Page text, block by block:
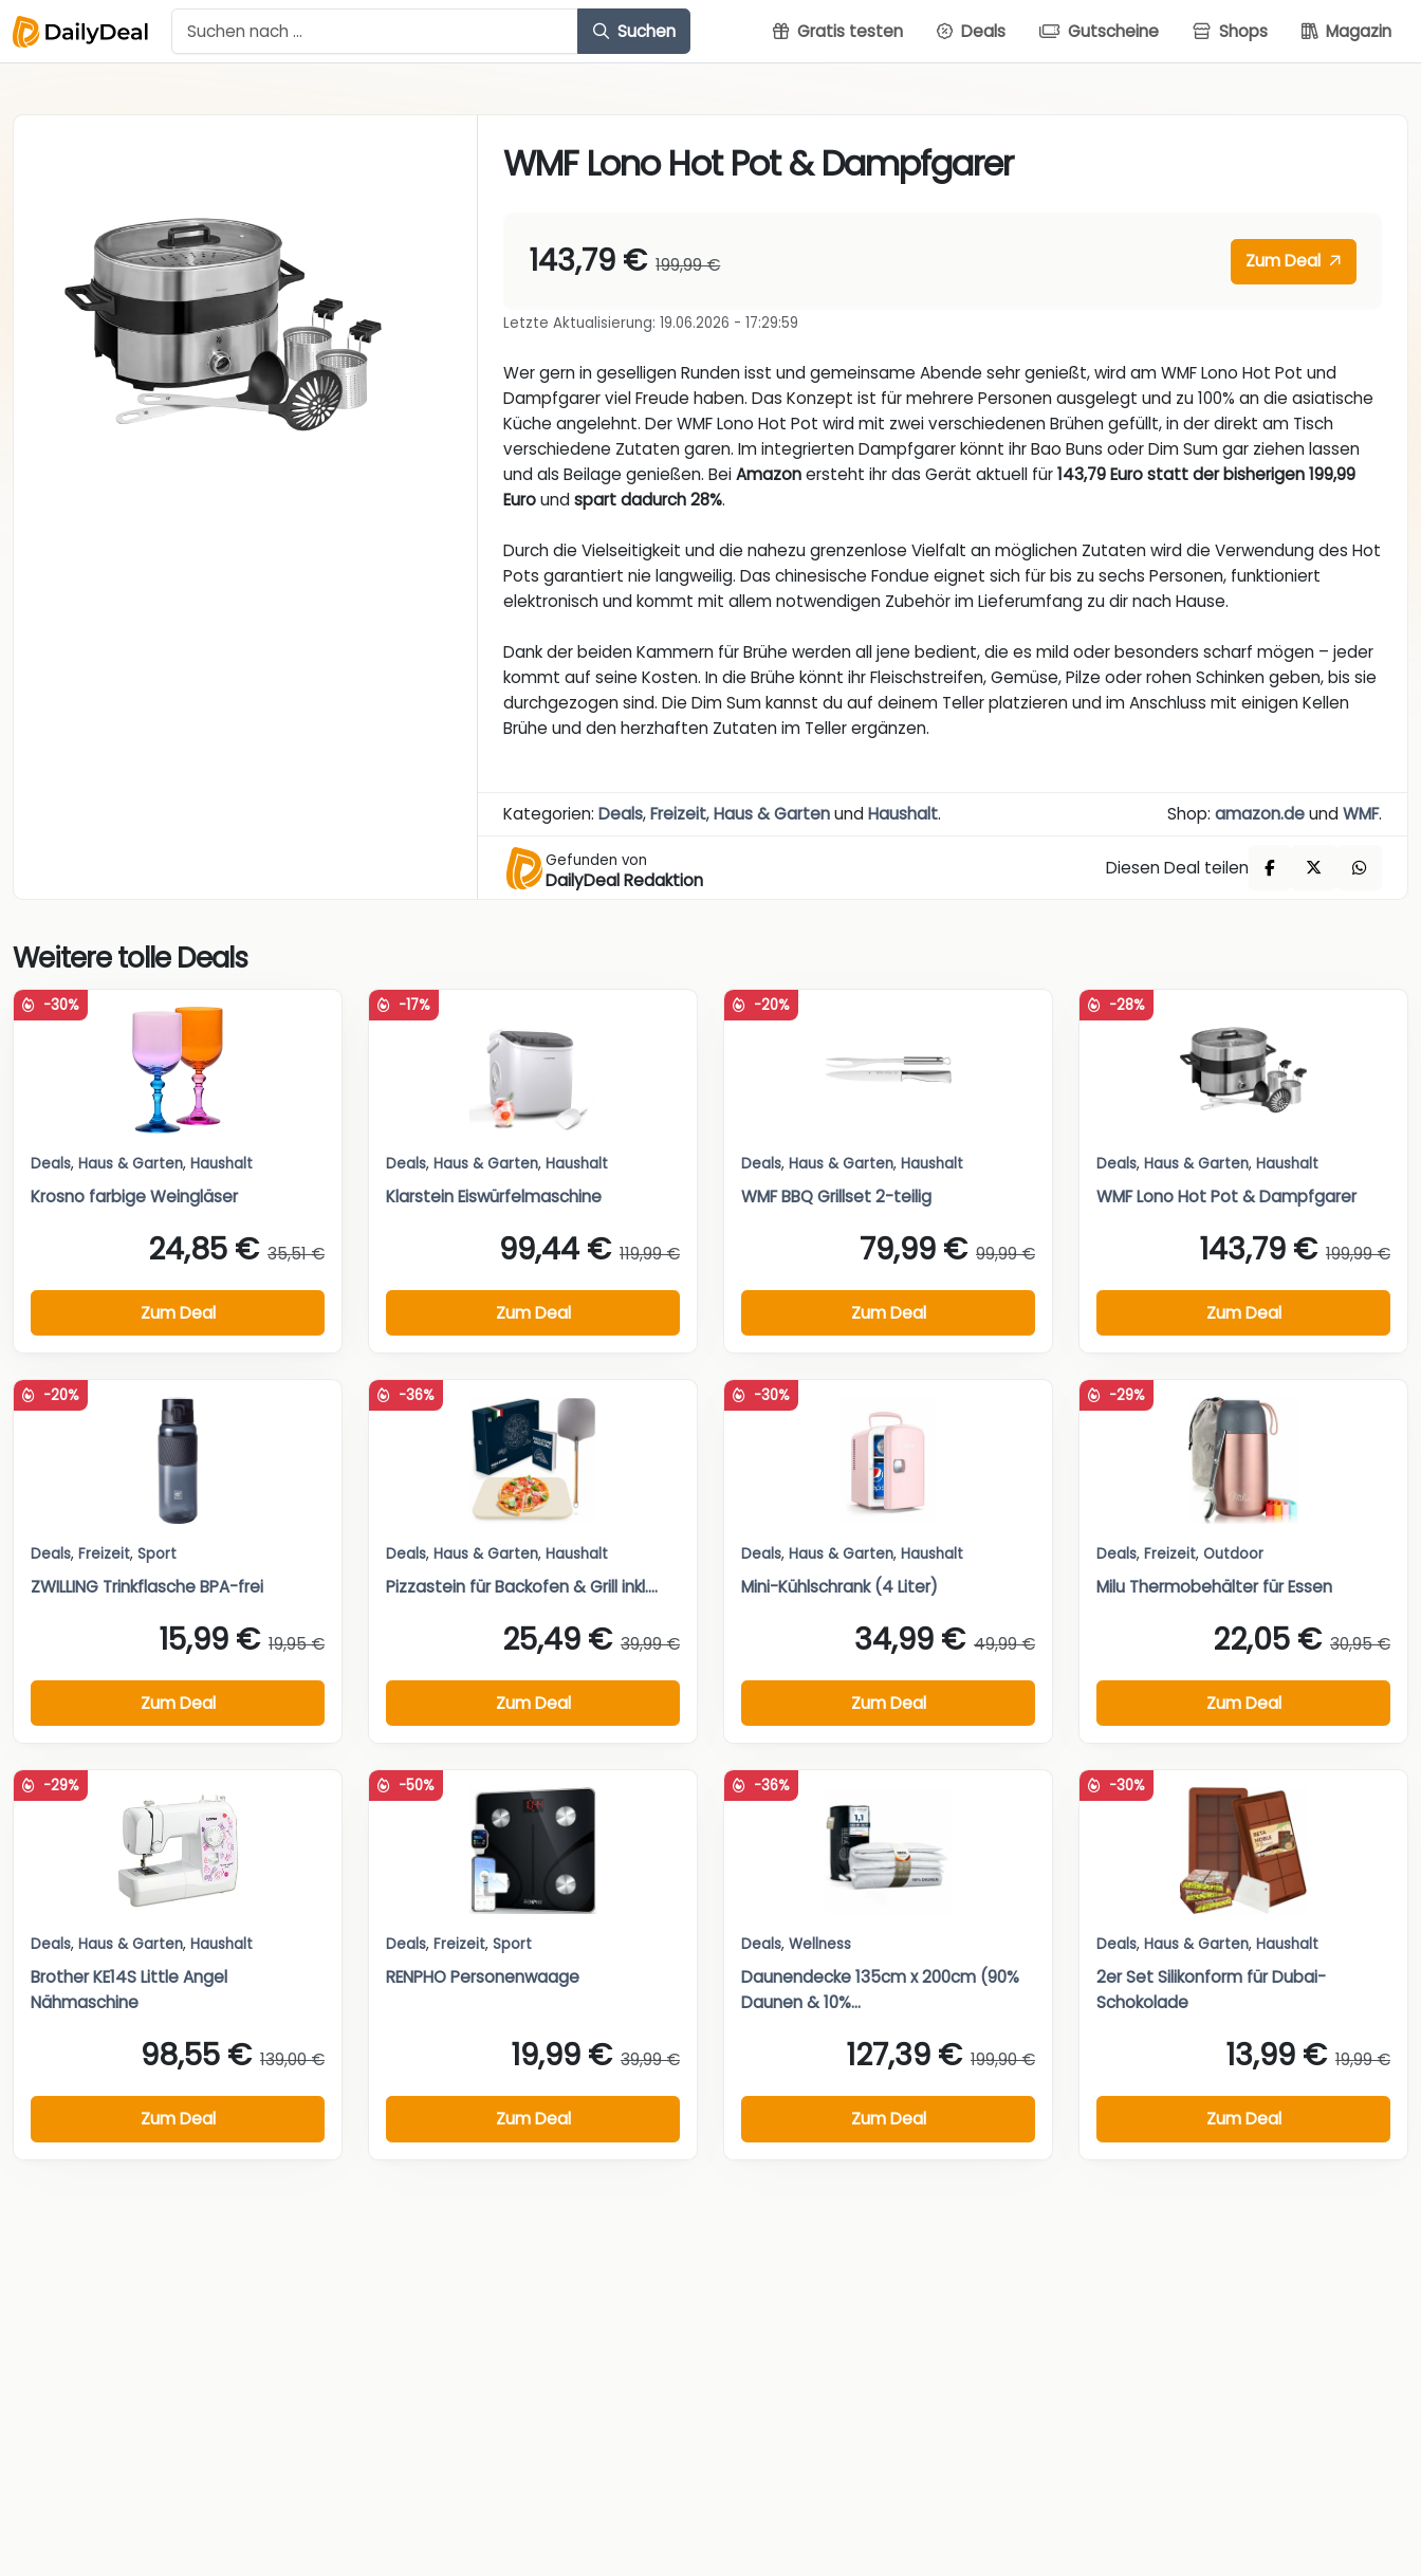
Suchen Gratis testen Deals Gutscheine Shops Magazin
WMF Lono Hot Pot & Dampfgarer
143,79 € 199,99 € Zum Deal
Letzte Aktualisierung: 19.06.2026 - 17:29:59
Wer gern in geselligen Runden isst und gemeinsame Abende sehr genießt, wird am WMF Lono Hot Pot und
Dampfgarer viel Freude haben. Das Konzept ist für mehrere Personen ausgelegt und zu 100% an die asiatische
Küche angelehnt. Der WMF Lono Hot Pot wird mit zwei verschiedenen Brühen gefüllt, in der direkt am Tisch
verschiedene Zutaten garen. Im integrierten Dampfgarer könnt ihr Bao Buns oder Dim Sum gar ziehen lassen
und als Beilage genießen. BeiAmazonersteht ihr das Gerät aktuell für143,79 Euro statt der bisherigen 199,99
Euroundspart dadurch 28%.
Durch die Vielseitigkeit und die nahezu grenzenlose Vielfalt an möglichen Zutaten wird die Verwendung des Hot
Pots garantiert nie langweilig. Das chinesische Fondue eignet sich für bis zu sechs Personen, funktioniert
elektronisch und kommt mit allem notwendigen Zubehör im Lieferumfang zu dir nach Hause.
Dank der beiden Kammern für Brühe werden all jene bedient, die es mild oder besonders scharf mögen – jeder
kommt auf seine Kosten. In die Brühe könnt ihr Fleischstreifen, Gemüse, Pilze oder rohen Schinken geben, bis sie
durchgezogen sind. Die Dim Sum kannst du auf deinem Teller platzieren und im Anschluss mit einigen Kellen
Brühe und den herzhaften Zutaten im Teller ergänzen.
Kategorien:Deals,Freizeit,Haus & GartenundHaushalt. Shop: amazon.deundWMF.
Gefunden von
DailyDeal Redaktion
Diesen Deal teilen
Weitere tolle Deals
-30%
Deals, Haus & Garten, Haushalt
Krosno farbige Weingläser
24,85 € 35,51 €
Zum Deal
-17%
Deals, Haus & Garten, Haushalt
Klarstein Eiswürfelmaschine
99,44 € 119,99 €
Zum Deal
-20%
Deals, Haus & Garten, Haushalt
WMF BBQ Grillset 2-teilig
79,99 € 99,99 €
Zum Deal
-28%
Deals, Haus & Garten, Haushalt
WMF Lono Hot Pot & Dampfgarer
143,79 € 199,99 €
Zum Deal
-20%
Deals, Freizeit, Sport
ZWILLING Trinkflasche BPA-frei
15,99 € 19,95 €
Zum Deal
-36%
Deals, Haus & Garten, Haushalt
Pizzastein für Backofen & Grill inkl....
25,49 € 39,99 €
Zum Deal
-30%
Deals, Haus & Garten, Haushalt
Mini-Kühlschrank (4 Liter)
34,99 € 49,99 €
Zum Deal
-29%
Deals, Freizeit, Outdoor
Milu Thermobehälter für Essen
22,05 € 30,95 €
Zum Deal
-29%
Deals, Haus & Garten, Haushalt
Brother KE14S Little Angel
Nähmaschine
98,55 € 139,00 €
Zum Deal
-50%
Deals, Freizeit, Sport
RENPHO Personenwaage
19,99 € 39,99 €
Zum Deal
-36%
Deals, Wellness
Daunendecke 135cm x 200cm (90%
Daunen & 10%...
127,39 € 199,90 €
Zum Deal
-30%
Deals, Haus & Garten, Haushalt
2er Set Silikonform für Dubai-
Schokolade
13,99 € 19,99 €
Zum Deal